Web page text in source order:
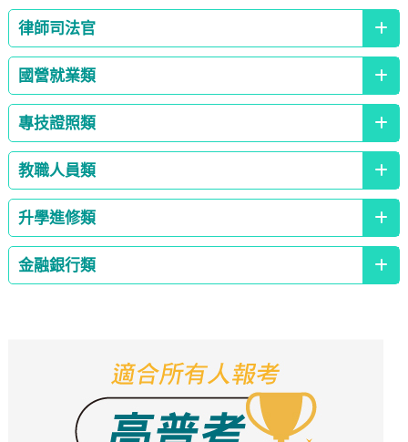
律師司法官
國營就業類
專技證照類
教職人員類
升學進修類
金融銀行類